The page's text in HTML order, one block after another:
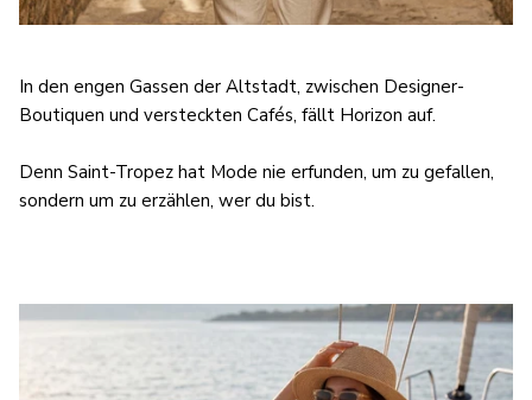
In den engen Gassen der Altstadt, zwischen Designer-
Boutiquen und versteckten Cafés, fällt Horizon auf.
Denn Saint-Tropez hat Mode nie erfunden, um zu gefallen,
sondern um zu erzählen, wer du bist.